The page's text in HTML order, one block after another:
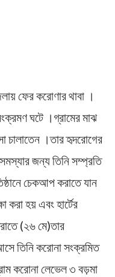
ফের করোণার থাবা ।
ঘটে ।গ্রামের মাঝ
চালাতেন ।তার হৃদরোগের
জন্য তিনি সম্প্রতি
চেকআপ করাতে যান
করা হয় এবং হার্টের
(২৬ মে)তার
তিনি করোনা সংক্রমিত
করোনা লেভেল ৩ বড়মা